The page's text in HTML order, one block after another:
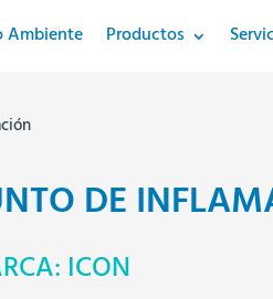
Ambiente Productos
DE
ICON